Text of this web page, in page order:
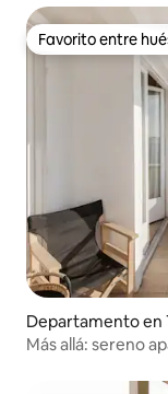
Favorito entre
Favorito entre
Departamento en
Más allá: sereno